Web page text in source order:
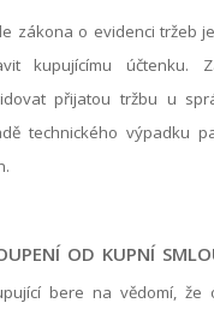
zákona o evidenci tržeb
kupujícímu účtenku.
přijatou tržbu u
technického výpadku
od kupní
bere na vědomí, že